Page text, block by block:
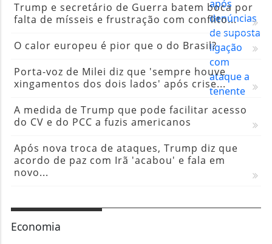
Trump e secretário de Guerra batem boca por
falta de mísseis e frustração com conflito...
O calor europeu é pior que o do Brasil?
Porta-voz de Milei diz que 'sempre houve
xingamentos dos dois lados' após crise...
A medida de Trump que pode facilitar acesso
do CV e do PCC a fuzis americanos
Após nova troca de ataques, Trump diz que
acordo de paz com Irã 'acabou' e fala em
novo...
Economia